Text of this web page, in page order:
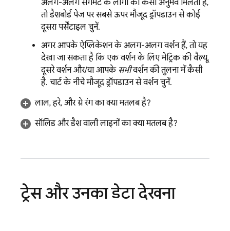
अलग-अलग सेगमेंट के लोगों को कैसा अनुभव मिलता है,
तो डैशबोर्ड पेज पर सबसे ऊपर मौजूद ड्रॉपडाउन से कोई
दूसरा पर्सेंटाइल चुनें.
अगर आपके ऐप्लिकेशन के अलग-अलग वर्शन हैं, तो यह
देखा जा सकता है कि एक वर्शन के लिए मेट्रिक की वैल्यू,
दूसरे वर्शन और/या आपके सभीवर्शन की तुलना में कैसी
है. चार्ट के नीचे मौजूद ड्रॉपडाउन से वर्शन चुनें.
लाल, हरे, और ग्रे रंग का क्या मतलब है?
सॉलिड और डैश वाली लाइनों का क्या मतलब है?
ट्रेस और उनका डेटा देखना